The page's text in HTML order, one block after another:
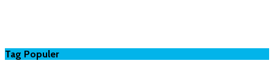
Tag Populer